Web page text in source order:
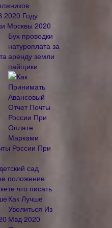
2020 Году
Москвы 2020
Бух проводки
натуроплата за
аренду земли
пайщики
России При
сад
положение
что писать
Как Лучше
Уволиться Из
Мвд 2020